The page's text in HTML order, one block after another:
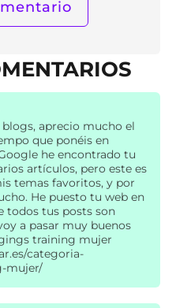
aprecio mucho el
que ponéis en
he encontrado tu
artículos, pero este es
temas favoritos, y por
He puesto tu web en
todos tus posts son
a pasar muy buenos
training mujer
categoria-
mujer/